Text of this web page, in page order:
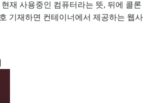
: 현재 사용중인 컴퓨터라는 뜻, 뒤에 콜론
기재하면 컨테이너에서 제공하는 웹사